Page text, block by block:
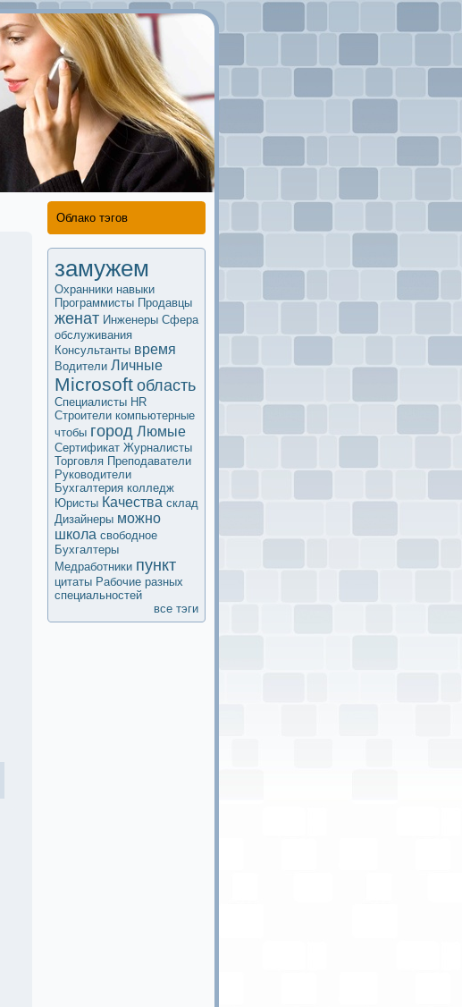
Облако тэгов
замужем
Охранники навыки
Программисты Продавцы
женат Инженеры Сфера
обслуживания
Кoнсультанты время
Водители Личные
Microsoft область
Специалисты HR
Строители компьютерные
чтобы город Люмые
Сертификaт Журналисты
Торговля Преподаватели
Руководители
Бухгалтерия колледж
Юристы Качества склад
Дизайнеры мoжно
школа свободное
Бухгалтеры
Медработники пункт
цитаты Рабочие разных
специальностей
все тэги